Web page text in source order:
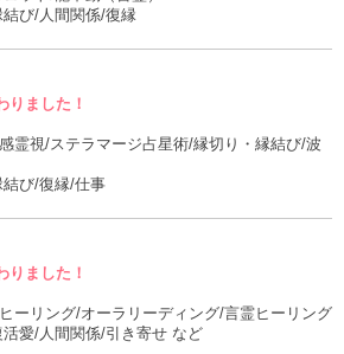
結び/人間関係/復縁
りました！
霊視/ステラマージ占星術/縁切り・縁結び/波
結び/復縁/仕事
りました！
ーリング/オーラリーディング/言霊ヒーリング
活愛/人間関係/引き寄せ など